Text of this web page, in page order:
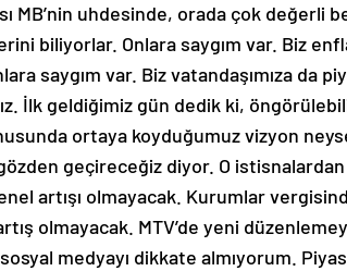
MB’nin uhdesinde, orada çok değerli
biliyorlar. Onlara saygım var. Biz
saygım var. Biz vatandaşımıza da
İlk geldiğimiz gün dedik ki,
ortaya koyduğumuz vizyon
geçireceğiz diyor. O
artışı olmayacak. Kurumlar
olmayacak. MTV’de yeni
medyayı dikkate almıyorum.